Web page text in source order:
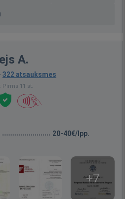
A.
· 322 atsauksmes
Pirms 11 st.
20-40€/lpp.
+7